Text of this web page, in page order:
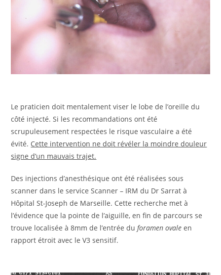
Le praticien doit mentalement viser le lobe de l’oreille du
côté injecté. Si les recommandations ont été
scrupuleusement respectées le risque vasculaire a été
évité. Cette intervention ne doit révéler la moindre douleur
signe d’un mauvais trajet.
Des injections d’anesthésique ont été réalisées sous
scanner dans le service Scanner – IRM du Dr Sarrat à
Hôpital St-Joseph de Marseille. Cette recherche met à
l’évidence que la pointe de l’aiguille, en fin de parcours se
trouve localisée à 8mm de l’entrée duforamen ovale en
rapport étroit avec le V3 sensitif.